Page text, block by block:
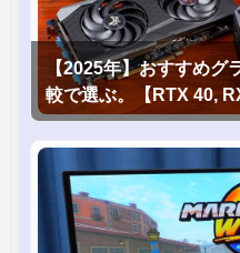
【2025年】おすすめグ
較で選ぶ。【RTX 40,